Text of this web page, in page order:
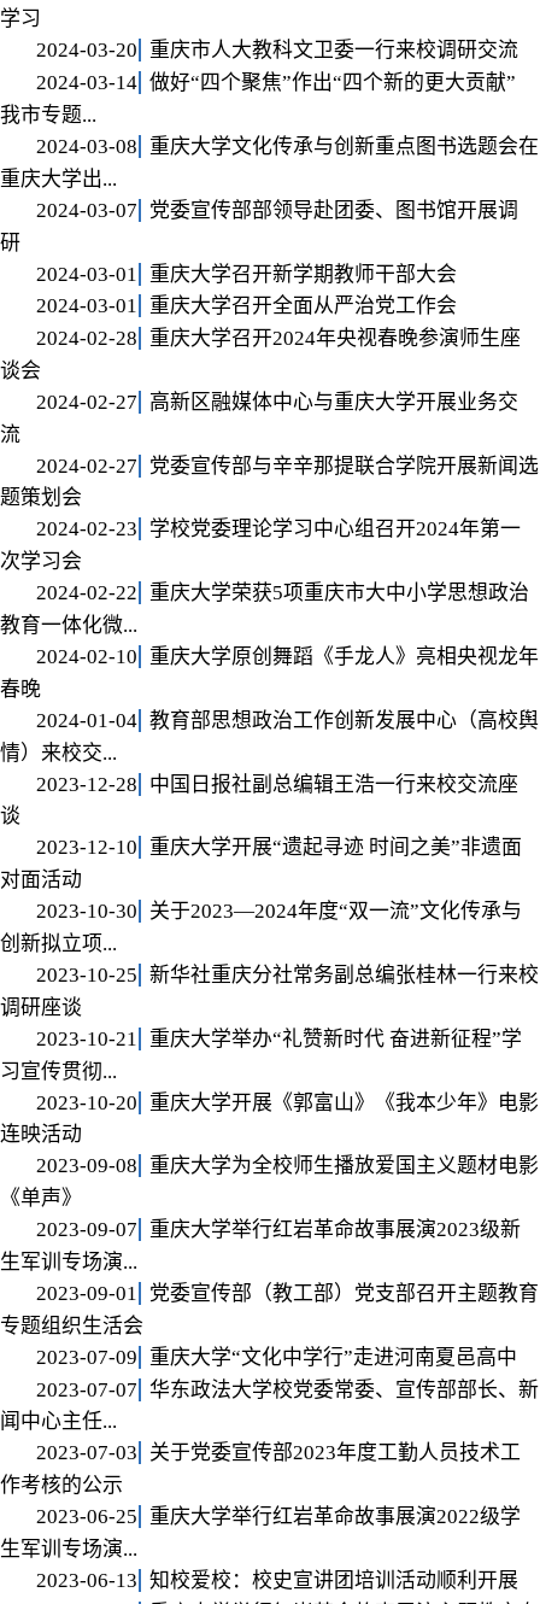
学习
2024-03-20
重庆市人大教科文卫委一行来校调研交流
2024-03-14 做好“四个聚焦”作出“四个新的更大贡献”
我市专题...
2024-03-08
重庆大学文化传承与创新重点图书选题会在
重庆大学出...
2024-03-07
党委宣传部部领导赴团委、图书馆开展调
研
2024-03-01
重庆大学召开新学期教师干部大会
2024-03-01
重庆大学召开全面从严治党工作会
2024-02-28
重庆大学召开2024年央视春晚参演师生座
谈会
2024-02-27
高新区融媒体中心与重庆大学开展业务交
流
2024-02-27
党委宣传部与辛辛那提联合学院开展新闻选
题策划会
2024-02-23
学校党委理论学习中心组召开2024年第一
次学习会
2024-02-22
重庆大学荣获5项重庆市大中小学思想政治
教育一体化微...
2024-02-10
重庆大学原创舞蹈《手龙人》亮相央视龙年
春晚
2024-01-04 教育部思想政治工作创新发展中心（高校舆
情）来校交...
2023-12-28
中国日报社副总编辑王浩一行来校交流座
谈
2023-12-10
重庆大学开展“遗起寻迹 时间之美”非遗面
对面活动
2023-10-30
关于2023—2024年度“双一流”文化传承与
创新拟立项...
2023-10-25
新华社重庆分社常务副总编张桂林一行来校
调研座谈
2023-10-21
重庆大学举办“礼赞新时代 奋进新征程”学
习宣传贯彻...
2023-10-20
重庆大学开展《郭富山》《我本少年》电影
连映活动
2023-09-08
重庆大学为全校师生播放爱国主义题材电影
《单声》
2023-09-07
重庆大学举行红岩革命故事展演2023级新
生军训专场演...
2023-09-01
党委宣传部（教工部）党支部召开主题教育
专题组织生活会
2023-07-09
重庆大学“文化中学行”走进河南夏邑高中
2023-07-07
华东政法大学校党委常委、宣传部部长、新
闻中心主任...
2023-07-03
关于党委宣传部2023年度工勤人员技术工
作考核的公示
2023-06-25
重庆大学举行红岩革命故事展演2022级学
生军训专场演...
2023-06-13
知校爱校：校史宣讲团培训活动顺利开展